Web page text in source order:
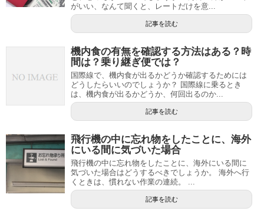
がいい、なんて聞くと、レートだけを意...
記事を読む
機内食の有無を確認する方法はある？時
間は？乗り継ぎ便では？
国際線で、機内食が出るかどうか確認するためには
どうしたらいいのでしょうか？ 国際線に乗るとき
は、機内食が出るかどうか、何回出るのか...
記事を読む
飛行機の中に忘れ物をしたことに、海外
にいる間に気づいた場合
飛行機の中に忘れ物をしたことに、海外にいる間に
気づいた場合はどうするべきでしょうか。 海外へ行
くときは、慣れない作業の連続。 ...
記事を読む